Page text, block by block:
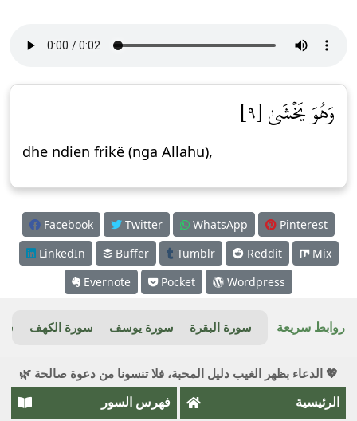
وَهُوَ يَخۡشَىٰ [٩]
dhe ndien frikë (nga Allahu),
Facebook Twitter WhatsApp
Pinterest
LinkedIn
Buffer Tumblr Reddit
Mix
Evernote
Pocket Wordpress
روابط سريعة سورة البقرة سورة يوسف سورة الكهف
💖 الدعاء بظهر الغيب دليل المحبة، فلا تنسونا من دعوة صالحة 🌿
الرئيسية فهرس السور